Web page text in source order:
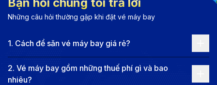
San Diego và giá vé
Các hãng hàng không khai thác vé máy
Dưới đây là một số hãng hàng không khai thác hành
Những câu hỏi thường gặp khi đặt vé máy bay
1. Cách để săn vé máy bay giá rẻ?
2. Vé máy bay gồm những thuế phí gì và bao
nhiêu?